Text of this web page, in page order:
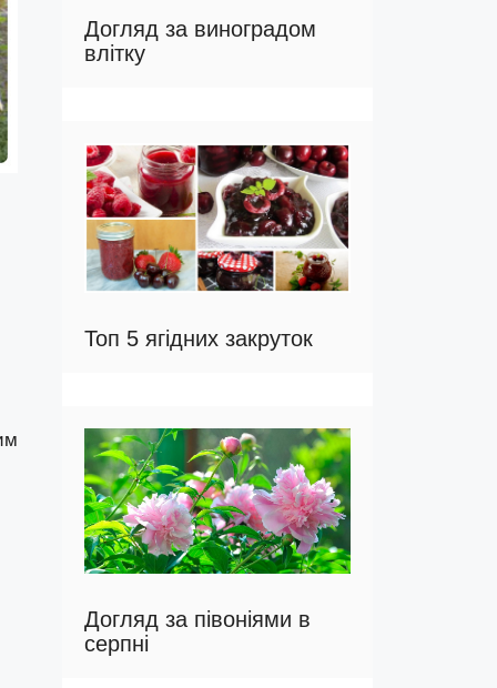
Догляд за виноградом
влітку
Топ 5 ягідних закруток
Догляд за півоніями в
серпні